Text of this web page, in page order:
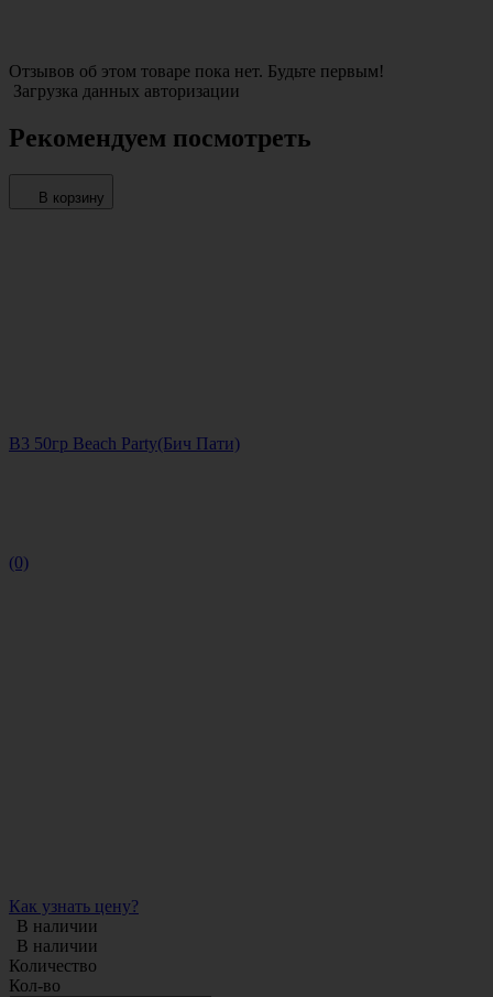
Отзывов об этом товаре пока нет. Будьте первым!
Загрузка данных авторизации
Рекомендуем посмотреть
В корзину
B3 50гр Beach Party(Бич Пати)
(0)
Как узнать цену?
В наличии
В наличии
Количество
Кол-во